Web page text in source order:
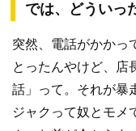
では、どういっ
突然、電話がかかっ
とったんやけど、店
話」って。それが暴
ジャクって奴とモメ